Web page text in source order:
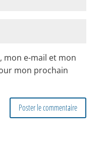
mon e-mail et mon
mon prochain